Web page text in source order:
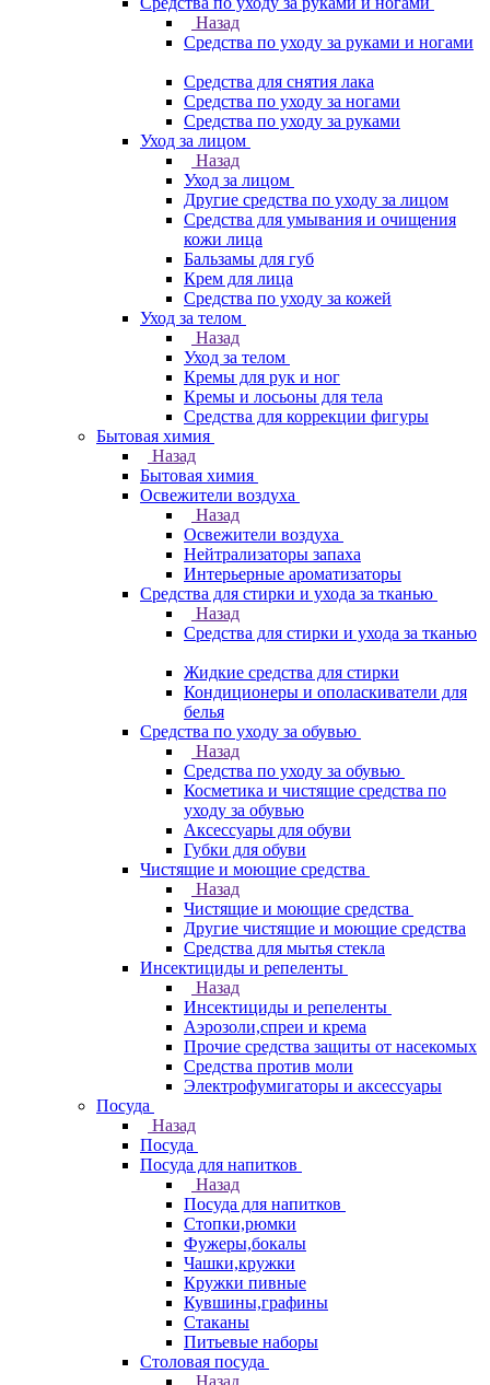
Назад
Средства по уходу за руками и ногами
Средства для снятия лака
Средства по уходу за ногами
Средства по уходу за руками
Уход за лицом
Назад
Уход за лицом
Другие средства по уходу за лицом
Средства для умывания и очищения
кожи лица
Бальзамы для губ
Крем для лица
Средства по уходу за кожей
Уход за телом
Назад
Уход за телом
Кремы для рук и ног
Кремы и лосьоны для тела
Средства для коррекции фигуры
Бытовая химия
Назад
Бытовая химия
Освежители воздуха
Назад
Освежители воздуха
Нейтрализаторы запаха
Интерьерные ароматизаторы
Средства для стирки и ухода за тканью
Назад
Средства для стирки и ухода за тканью
Жидкие средства для стирки
Кондиционеры и ополаскиватели для
белья
Средства по уходу за обувью
Назад
Средства по уходу за обувью
Косметика и чистящие средства по
уходу за обувью
Аксессуары для обуви
Губки для обуви
Чистящие и моющие средства
Назад
Чистящие и моющие средства
Другие чистящие и моющие средства
Средства для мытья стекла
Инсектициды и репеленты
Назад
Инсектициды и репеленты
Аэрозоли,спреи и крема
Прочие средства защиты от насекомых
Средства против моли
Электрофумигаторы и аксессуары
Посуда
Назад
Посуда
Посуда для напитков
Назад
Посуда для напитков
Стопки,рюмки
Фужеры,бокалы
Чашки,кружки
Кружки пивные
Кувшины,графины
Стаканы
Питьевые наборы
Столовая посуда
Назад